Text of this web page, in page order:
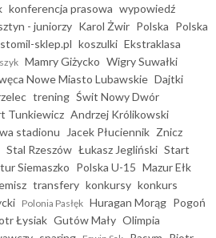
konferencja prasowa wypowiedź
- juniorzy Karol Żwir Polska Polska
stomil-sklep.pl koszulki Ekstraklasa
Mamry Giżycko Wigry Suwałki
Nowe Miasto Lubawskie Dajtki
trening Świt Nowy Dwór
Tunkiewicz Andrzej Królikowski
stadionu Jacek Płuciennik Znicz
Stal Rzeszów Łukasz Jegliński Start
Siemaszko Polska U-15 Mazur Ełk
transfery konkursy konkurs
Polonia Pasłęk Huragan Morąg Pogoń
Łysiak Gutów Mały Olimpia